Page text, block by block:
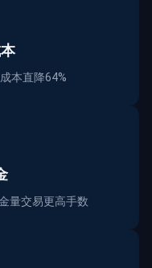
本直降64%
量交易更高手数